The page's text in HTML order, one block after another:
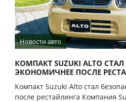
Новости авто
КОМПАКТ SUZUKI ALTO
ЭКОНОМИЧНЕЕ ПОСЛЕ
Компакт Suzuki Alto стал
после рестайлинга Компания